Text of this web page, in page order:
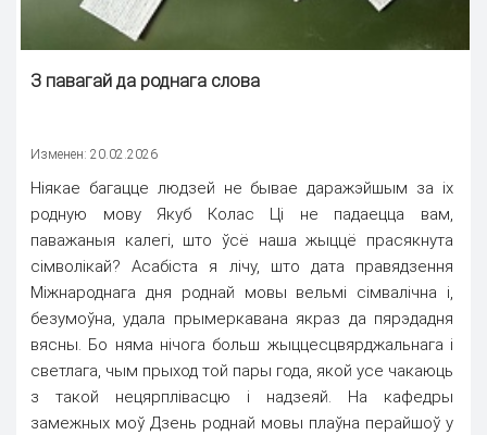
З павагай да роднага слова
Изменен: 20.02.2026
Нiякае багацце людзей не бывае даражэйшым за iх
родную мову Якуб Колас Цi не падаецца вам,
паважаныя калегі, што ўсё наша жыццё прасякнута
сiмволiкай? Асабiста я лiчу, што дата правядзення
Мiжнароднага дня роднай мовы вельмi сiмвалiчна i,
безумоўна, удала прымеркавана якраз да пярэдадня
вясны. Бо няма нiчога больш жыццесцвярджальнага i
светлага, чым прыход той пары года, якой усе чакаюць
з такой нецярплiвасцю i надзеяй. На кафедры
замежных моў Дзень роднай мовы плаўна перайшоў у